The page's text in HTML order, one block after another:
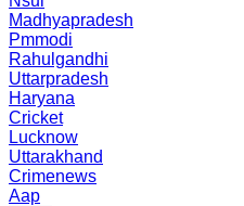
Madhyapradesh
Pmmodi
Rahulgandhi
Uttarpradesh
Haryana
Cricket
Lucknow
Uttarakhand
Crimenews
Aap